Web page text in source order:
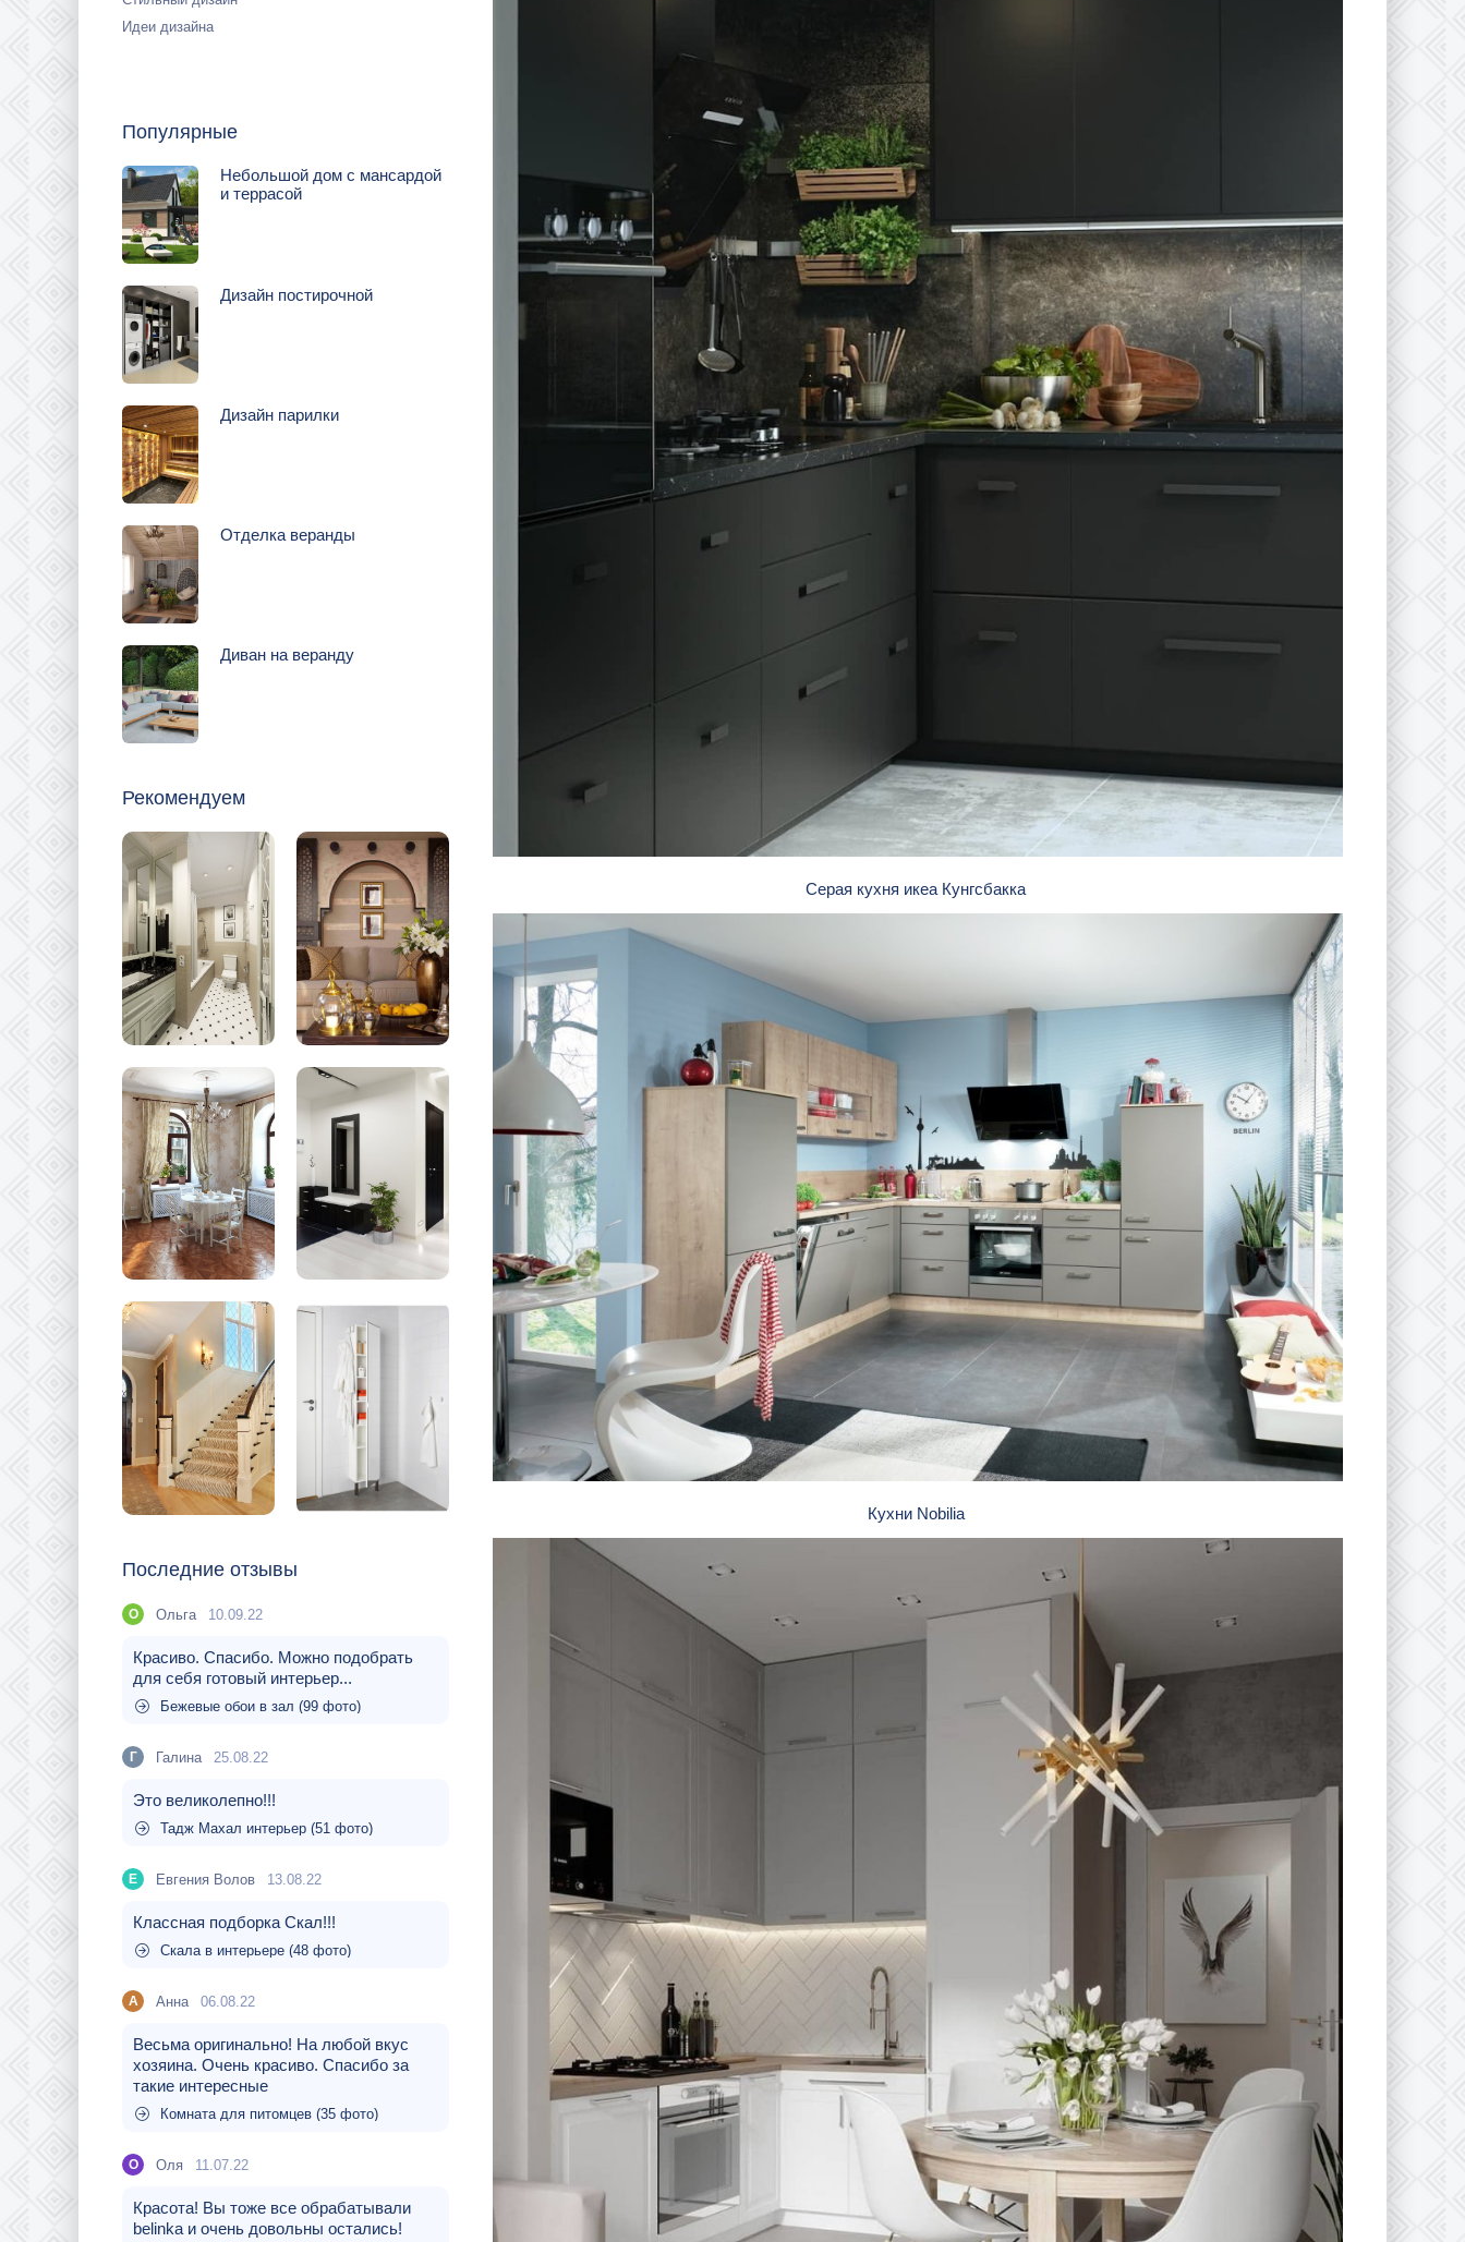
Идеи дизайна
Популярные
Небольшой дом с мансардой
и террасой
Дизайн постирочной
Дизайн парилки
Отделка веранды
Диван на веранду
Рекомендуем
Последние отзывы
О Ольга 10.09.22
Красиво. Спасибо. Можно подобрать
для себя готовый интерьер...
Бежевые обои в зал (99 фото)
Г Галина 25.08.22
Это великолепно!!!
Тадж Махал интерьер (51 фото)
Е Евгения Волов 13.08.22
Классная подборка Скал!!!
Скала в интерьере (48 фото)
A Aнна 06.08.22
Весьма оригинально! На любой вкус
хозяина. Очень красиво. Спасибо за
такие интересные
Комната для питомцев (35 фото)
О Оля 11.07.22
Красота! Вы тоже все обрабатывали
belinka и очень довольны остались!
Серая кухня икеа Кунгсбакка
Кухни Nobilia